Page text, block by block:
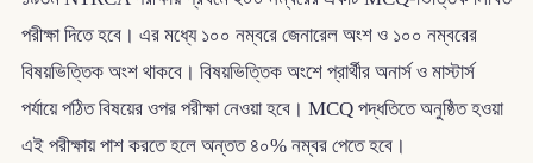
পরীক্ষা দিতে হবে। এর মধ্যে ১০০ নম্বরে জেনারেল অংশ ও ১০০ নম্বরের
বিষয়ভিত্তিক অংশ থাকবে। বিষয়ভিত্তিক অংশে প্রার্থীর অনার্স ও মাস্টার্স
পর্যায়ে পঠিত বিষয়ের ওপর পরীক্ষা নেওয়া হবে। MCQ পদ্ধতিতে অনুষ্ঠিত হওয়া
এই পরীক্ষায় পাশ করতে হলে অন্তত ৪০% নম্বর পেতে হবে।